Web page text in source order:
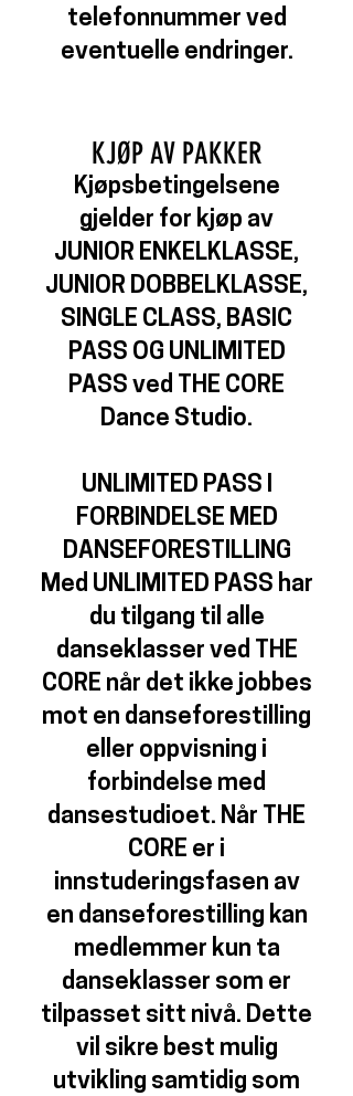
telefonnummer ved
eventuelle endringer.
KJØP AV PAKKER
Kjøpsbetingelsene
gjelder for kjøp av
JUNIOR ENKELKLASSE,
JUNIOR DOBBELKLASSE,
SINGLE CLASS, BASIC
PASS OG UNLIMITED
PASS ved THE CORE
Dance Studio.
UNLIMITED PASS I
FORBINDELSE MED
DANSEFORESTILLING
Med UNLIMITED PASS har
du tilgang til alle
danseklasser ved THE
CORE når det ikke jobbes
mot en danseforestilling
eller oppvisning i
forbindelse med
dansestudioet. Når THE
CORE er i
innstuderingsfasen av
en danseforestilling kan
medlemmer kun ta
danseklasser som er
tilpasset sitt nivå. Dette
vil sikre best mulig
utvikling samtidig som